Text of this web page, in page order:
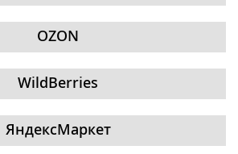
OZON
WildBerries
ЯндексМаркет